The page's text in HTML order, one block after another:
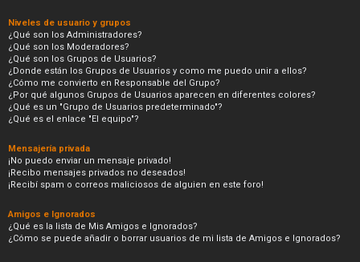
Niveles de usuario y grupos
¿Qué son los Administradores?
¿Qué son los Moderadores?
¿Qué son los Grupos de Usuarios?
¿Donde están los Grupos de Usuarios y como me puedo unir a ellos?
¿Cómo me convierto en Responsable del Grupo?
¿Por qué algunos Grupos de Usuarios aparecen en diferentes colores?
¿Qué es un "Grupo de Usuarios predeterminado"?
¿Qué es el enlace "El equipo"?
Mensajería privada
¡No puedo enviar un mensaje privado!
¡Recibo mensajes privados no deseados!
¡Recibí spam o correos maliciosos de alguien en este foro!
Amigos e Ignorados
¿Qué es la lista de Mis Amigos e Ignorados?
¿Cómo se puede añadir o borrar usuarios de mi lista de Amigos e Ignorados?